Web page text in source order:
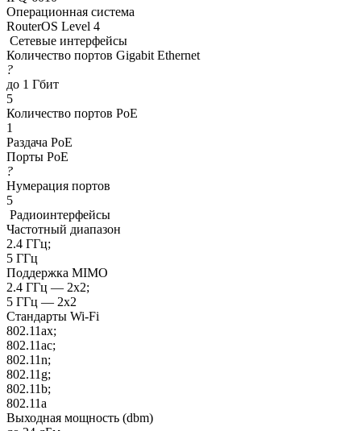
Операционная система
RouterOS Level 4
Сетевые интерфейсы
Количество портов Gigabit Ethernet
?
до 1 Гбит
5
Количество портов PoE
1
Раздача РоЕ
Порты PoE
?
Нумерация портов
5
Радиоинтерфейсы
Частотный диапазон
2.4 ГГц;
5 ГГц
Поддержка MIMO
2.4 ГГц — 2x2;
5 ГГц — 2x2
Стандарты Wi-Fi
802.11ax;
802.11ac;
802.11n;
802.11g;
802.11b;
802.11a
Выходная мощность (dbm)